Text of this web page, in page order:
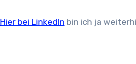
Hier bei LinkedIn bin ich ja